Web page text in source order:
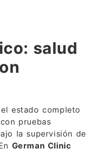
salud
estado completo
pruebas
la supervisión de
German Clinic